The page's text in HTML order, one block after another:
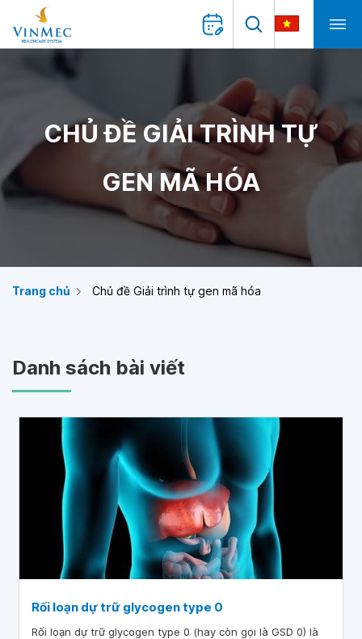
CHỦ ĐỀ GIẢI TRÌNH TỰ
GEN MÃ HÓA
Trang chủ Chủ đề Giải trình tự gen mã hóa
Danh sách bài viết
Rối loạn dự trữ glycogen type 0
Rối loạn dự trữ glycogen type 0 (hay còn gọi là GSD 0) là